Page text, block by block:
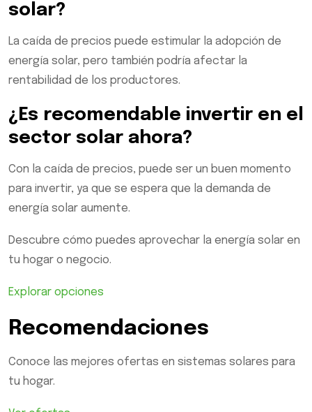
solar?
La caída de precios puede estimular la adopción de
energía solar, pero también podría afectar la
rentabilidad de los productores.
¿Es recomendable invertir en el
sector solar ahora?
Con la caída de precios, puede ser un buen momento
para invertir, ya que se espera que la demanda de
energía solar aumente.
Descubre cómo puedes aprovechar la energía solar en
tu hogar o negocio.
Explorar opciones
Recomendaciones
Conoce las mejores ofertas en sistemas solares para
tu hogar.